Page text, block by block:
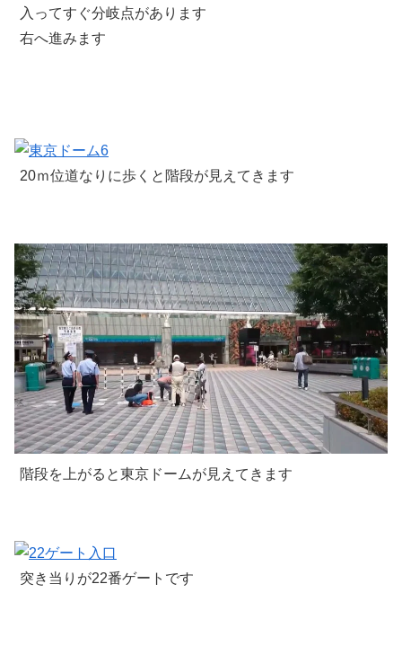
入ってすぐ分岐点があります
右へ進みます
20ｍ位道なりに歩くと階段が見えてきます
階段を上がると東京ドームが見えてきます
突き当りが22番ゲートです